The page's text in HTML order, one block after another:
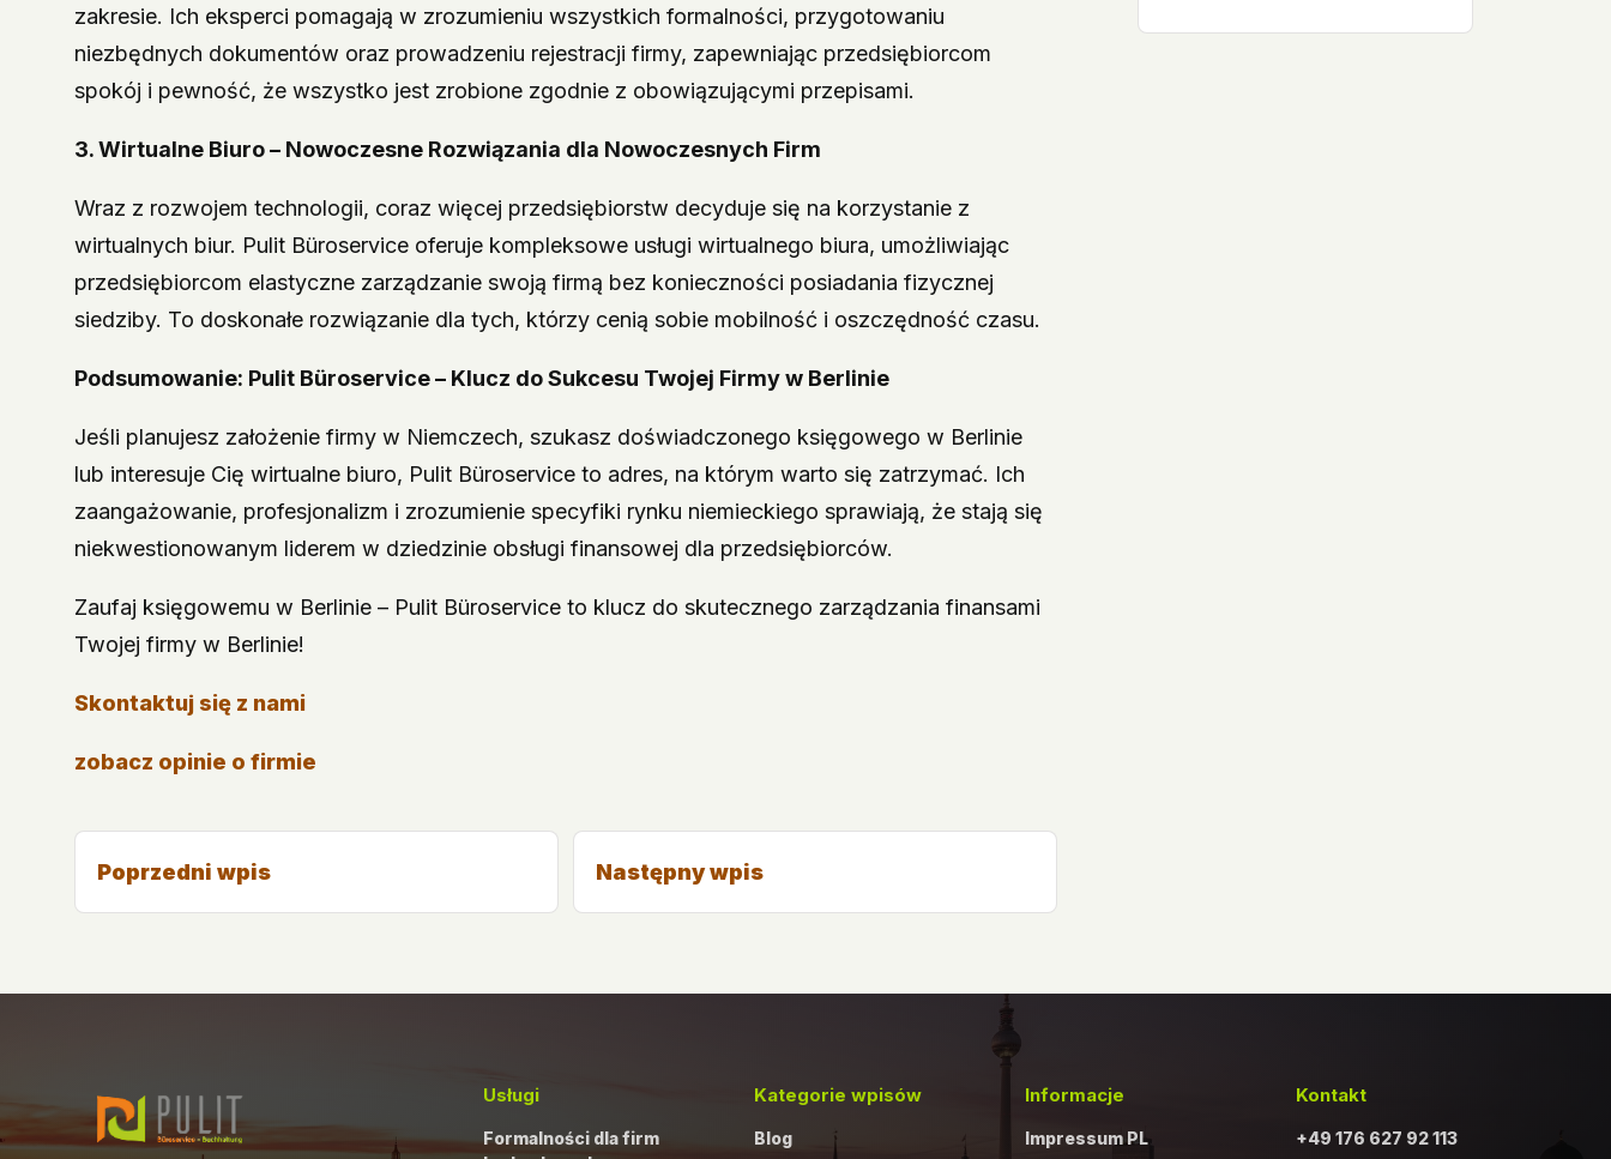
zakresie. Ich eksperci pomagają w zrozumieniu wszystkich formalności, przygotowaniu
niezbędnych dokumentów oraz prowadzeniu rejestracji firmy, zapewniając przedsiębiorcom
spokój i pewność, że wszystko jest zrobione zgodnie z obowiązującymi przepisami.
3. Wirtualne Biuro – Nowoczesne Rozwiązania dla Nowoczesnych Firm
Wraz z rozwojem technologii, coraz więcej przedsiębiorstw decyduje się na korzystanie z
wirtualnych biur. Pulit Büroservice oferuje kompleksowe usługi wirtualnego biura, umożliwiając
przedsiębiorcom elastyczne zarządzanie swoją firmą bez konieczności posiadania fizycznej
siedziby. To doskonałe rozwiązanie dla tych, którzy cenią sobie mobilność i oszczędność czasu.
Podsumowanie: Pulit Büroservice – Klucz do Sukcesu Twojej Firmy w Berlinie
Jeśli planujesz założenie firmy w Niemczech, szukasz doświadczonego księgowego w Berlinie
lub interesuje Cię wirtualne biuro, Pulit Büroservice to adres, na którym warto się zatrzymać. Ich
zaangażowanie, profesjonalizm i zrozumienie specyfiki rynku niemieckiego sprawiają, że stają się
niekwestionowanym liderem w dziedzinie obsługi finansowej dla przedsiębiorców.
Zaufaj księgowemu w Berlinie – Pulit Büroservice to klucz do skutecznego zarządzania finansami
Twojej firmy w Berlinie!
Skontaktuj się z nami
zobacz opinie o firmie
Poprzedni wpis Następny wpis
Usługi
Formalności dla firm
Kategorie wpisów
Blog
Informacje
Impressum PL
Kontakt
+49 176 627 92 113